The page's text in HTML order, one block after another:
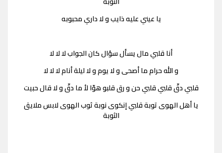
يا عيني عليه ذايب و لا داري محبوبه
أنا قلبي مال يسأل سؤال كان الجواب لا لا لا
و الله حرام ما أصحى و لا يوم و لا ليلة أنام لا لا لا
قلبي دقّ قلبي قلبي حن و رق قلبو هوّا لأ ما دقّ و لا قال حبيت
يا أهل الهوى توبة قلبي إنكوى نوبة ثوب الهوى لابس ملايق
الثوبة